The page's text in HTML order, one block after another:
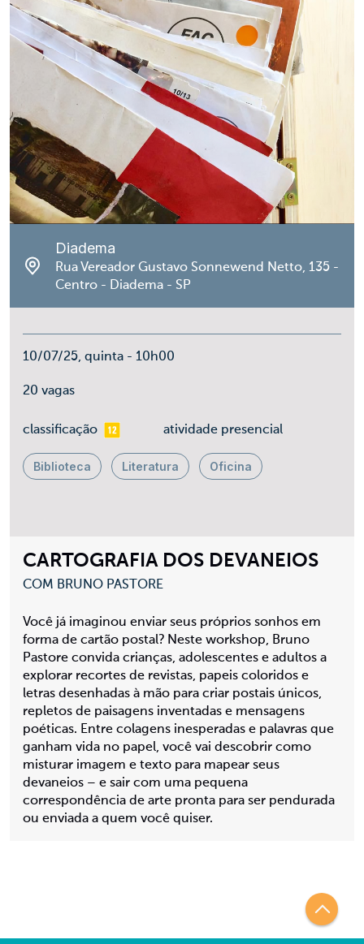
CARTOGRAFIA DOS DEVANEIOS
COM BRUNO PASTORE
Você já imaginou enviar seus próprios sonhos em
forma de cartão postal? Neste workshop, Bruno
Pastore convida crianças, adolescentes e adultos a
explorar recortes de revistas, papeis coloridos e
letras desenhadas à mão para criar postais únicos,
repletos de paisagens inventadas e mensagens
poéticas. Entre colagens inesperadas e palavras que
ganham vida no papel, você vai descobrir como
misturar imagem e texto para mapear seus
devaneios – e sair com uma pequena
correspondência de arte pronta para ser pendurada
ou enviada a quem você quiser.
Diadema
Rua Vereador Gustavo Sonnewend Netto, 135 -
Centro - Diadema - SP
10/07/25, quinta - 10h00
20 vagas
classificaçãomais 12 atividade presencial
Biblioteca Literatura Oficina